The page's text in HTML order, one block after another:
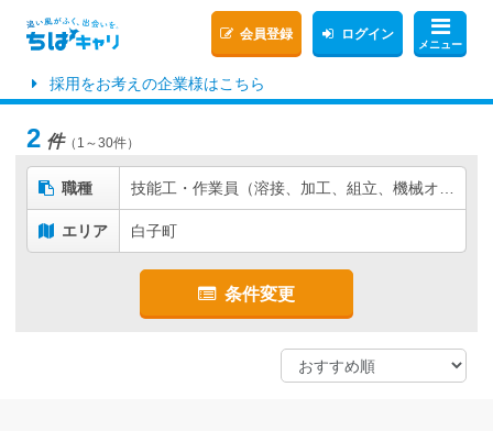
メニュー
会員登録 ログイン
採用をお考えの企業様はこちら
2 件（1～30件）
職種
エリア 白子町
条件変更